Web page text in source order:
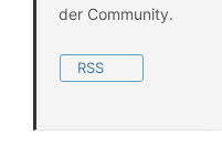
der Community.
RSS